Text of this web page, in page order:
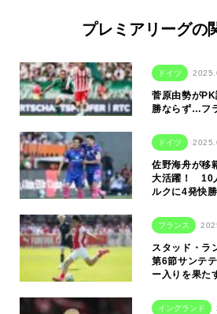
プレミアリーグの
ドイツ
菅原由勢が
勝ならず…フ
ドイツ
佐野海舟が移
大活躍！ 10
ルクに4発快
フランス
スタッド・ラ
第6節サンテ
ー入りを果た
イングランド